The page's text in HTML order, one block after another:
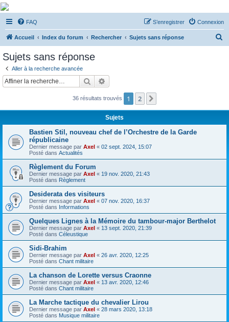
De Musicae Militari -
Forums
Forums de discussions
FAQ Connexion
S’enregistrer
Accueil Index du forum Rechercher Sujets sans réponse
c
Sujets sans réponse
Aller à la recherche avancée
Rechercher
36 résultats trouvés 1 2
Sujets
Bastien Stil, nouveau chef de l’Orchestre de la Garde
républicaine
Dernier message par Axel « 02 sept. 2024, 15:07
Posté dans Actualités
Règlement du Forum
Dernier message par Axel « 19 nov. 2020, 21:43
Posté dans Règlement
Desiderata des visiteurs
Dernier message par Axel « 07 nov. 2020, 16:37
Posté dans Informations
Quelques Lignes à la Mémoire du tambour-major Berthelot
Dernier message par Axel « 13 sept. 2020, 21:39
Posté dans Céleustique
Sidi-Brahim
Dernier message par Axel « 26 avr. 2020, 12:25
Posté dans Chant militaire
La chanson de Lorette versus Craonne
Dernier message par Axel « 13 avr. 2020, 12:46
Posté dans Chant militaire
La Marche tactique du chevalier Lirou
Dernier message par Axel « 28 mars 2020, 13:18
Posté dans Musique militaire